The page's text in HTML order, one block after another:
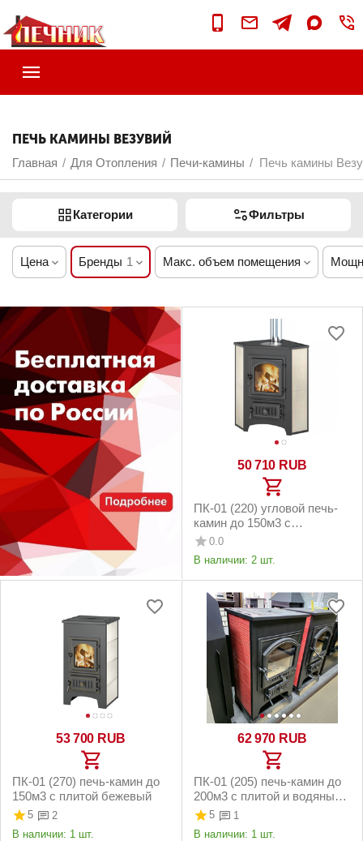
ПЕЧЬ КАМИНЫ ВЕЗУВИЙ
Главная / Для Отопления / Печи-камины / Печь камины
Категории Фильтры
Цена Бренды 1 Макс. объем помещения
50 710 RUB
ПК-01 (220) угловой печь-
камин до 150м3 с
конфоркой бежевый
0.0
В наличии: 2 шт.
53 700 RUB
ПК-01 (270) печь-камин до
150м3 с плитой бежевый
5
2
В наличии: 1 шт.
62 970 RUB
ПК-01 (205) печь-камин до
200м3 с плитой и водяным
контуром красный
5
1
В наличии: 1 шт.